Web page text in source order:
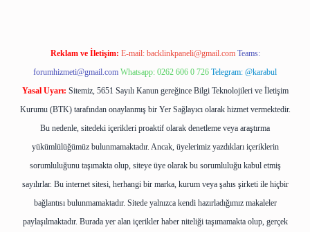
Reklam ve İletişim: E-mail: backlinkpaneli@gmail.com Teams:
forumhizmeti@gmail.com Whatsapp: 0262 606 0 726 Telegram: @karabul
Yasal Uyarı: Sitemiz, 5651 Sayılı Kanun gereğince Bilgi Teknolojileri ve İletişim
Kurumu (BTK) tarafından onaylanmış bir Yer Sağlayıcı olarak hizmet vermektedir.
Bu nedenle, sitedeki içerikleri proaktif olarak denetleme veya araştırma
yükümlülüğümüz bulunmamaktadır. Ancak, üyelerimiz yazdıkları içeriklerin
sorumluluğunu taşımakta olup, siteye üye olarak bu sorumluluğu kabul etmiş
sayılırlar. Bu internet sitesi, herhangi bir marka, kurum veya şahıs şirketi ile hiçbir
bağlantısı bulunmamaktadır. Sitede yalnızca kendi hazırladığımız makaleler
paylaşılmaktadır. Burada yer alan içerikler haber niteliği taşımamakta olup, gerçek